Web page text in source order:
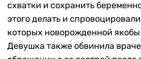
схватки и сохранить
этого делать и
которых новорожденной якобы
Девушка также обвинила